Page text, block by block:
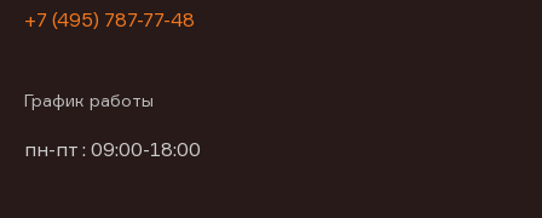
+7 (495) 787-77-48
График работы
пн-пт : 09:00-18:00